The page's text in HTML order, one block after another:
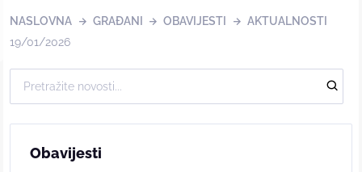
NASLOVNA GRAĐANI OBAVIJESTI
AKTUALNOSTI
19/01/2026
Obavijesti